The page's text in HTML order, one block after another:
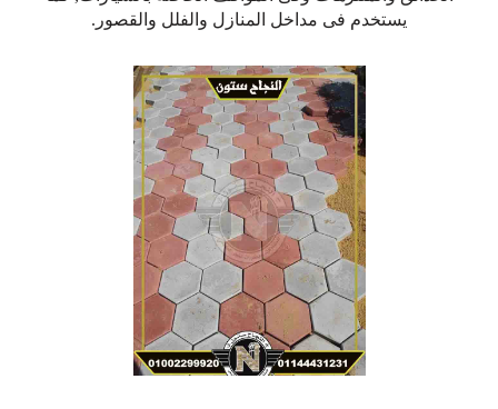
يستخدم فى مداخل المنازل والفلل والقصور.